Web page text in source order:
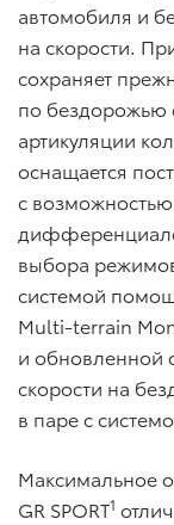
автомобиля и
на скорости.
сохраняет
по бездорожью
артикуляции
оснащается
с
выбора
системой
Multi-terrain
и обновленной
скорости на
в паре с
Максимальное
GR SPORT1